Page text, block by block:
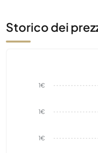
Storico dei
1€
1€
1€